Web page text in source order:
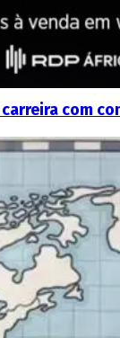
com